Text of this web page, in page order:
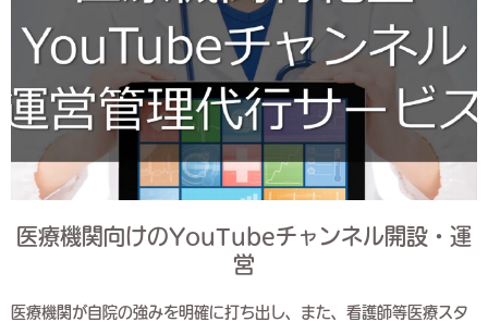
医療機関向けのYouTubeチャンネル開設・運
営
医療機関が自院の強みを明確に打ち出し、また、看護師等医療スタ